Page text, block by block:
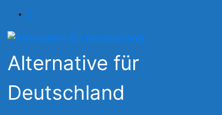
Inhalt
springen
Alternative für
Deutschland